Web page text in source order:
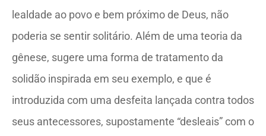
lealdade ao povo e bem próximo de Deus, não
poderia se sentir solitário. Além de uma teoria da
gênese, sugere uma forma de tratamento da
solidão inspirada em seu exemplo, e que é
introduzida com uma desfeita lançada contra todos
seus antecessores, supostamente “desleais” com o